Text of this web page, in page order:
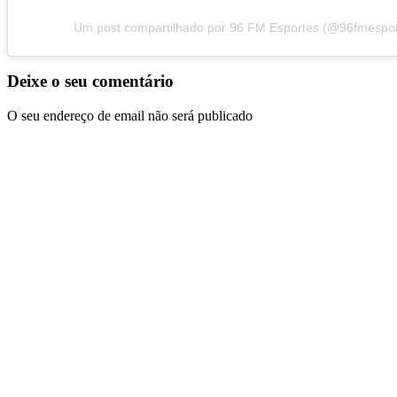
Um post compartilhado por 96 FM Esportes
Deixe o seu comentário
O seu endereço de email não será publicado